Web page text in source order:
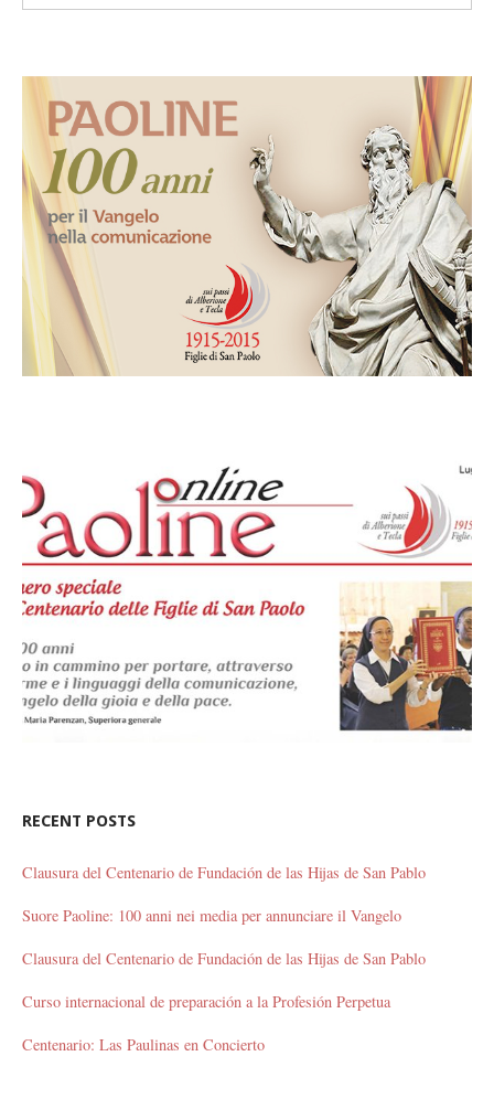
RECENT POSTS
Clausura del Centenario de Fundación de las Hijas de San Pablo
Suore Paoline: 100 anni nei media per annunciare il Vangelo
Clausura del Centenario de Fundación de las Hijas de San Pablo
Curso internacional de preparación a la Profesión Perpetua
Centenario: Las Paulinas en Concierto